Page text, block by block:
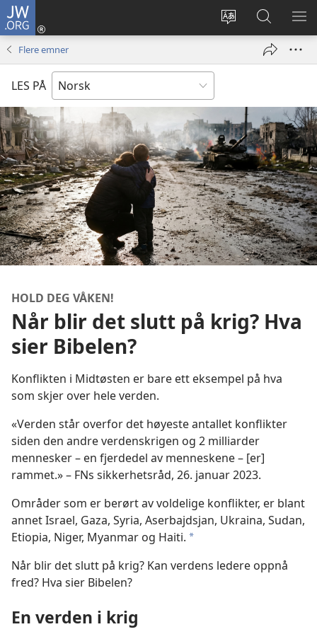
JW.ORG
Endre
Logg
inn
vindu)
Søk
på
JW.ORG
VIS
Flere emner
LES PÅ
HOLD DEG VÅKEN!
Når blir det slutt på krig? Hva
sier Bibelen?
Konflikten i Midtøsten er bare ett eksempel på hva
som skjer over hele verden.
«Verden står overfor det høyeste antallet konflikter
siden den andre verdenskrigen og 2 milliarder
mennesker – en fjerdedel av menneskene – [er]
rammet.» – FNs sikkerhetsråd, 26. januar 2023.
Områder som er berørt av voldelige konflikter, er blant
annet Israel, Gaza, Syria, Aserbajdsjan, Ukraina, Sudan,
Etiopia, Niger, Myanmar og Haiti. a
Når blir det slutt på krig? Kan verdens ledere oppnå
fred? Hva sier Bibelen?
En verden i krig